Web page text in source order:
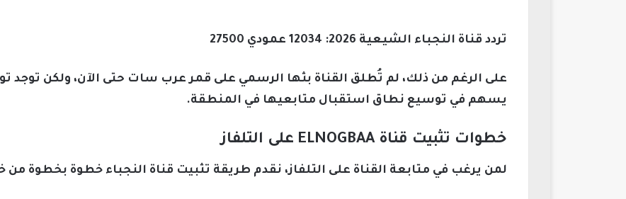
تردد قناة النجباء الشيعية 2026: 12034 عمودي 27500
على الرغم من ذلك، لم تُطلق القناة بثها الرسمي على قمر عرب سات حتى الآن، ولكن توجد
يسهم في توسيع نطاق استقبال متابعيها في المنطقة.
خطوات تثبيت قناة ELNOGBAA على التلفاز
لمن يرغب في متابعة القناة على التلفاز، نقدم طريقة تثبيت قناة النجباء خطوة بخطوة من